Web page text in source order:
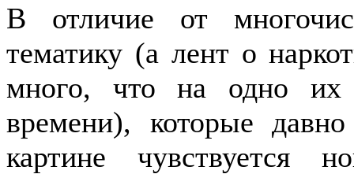
В отличие от
тематику (а лент о
много, что на одно их
времени), которые
картине